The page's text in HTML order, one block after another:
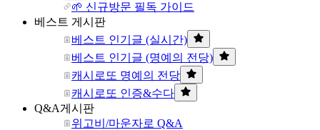
🌱 신규방문 필독 가이드
베스트 게시판
베스트 인기글 (실시간)
베스트 인기글 (명예의 전당)
캐시로또 명예의 전당
캐시로또 인증&수다
Q&A게시판
위고비/마운자로 Q&A